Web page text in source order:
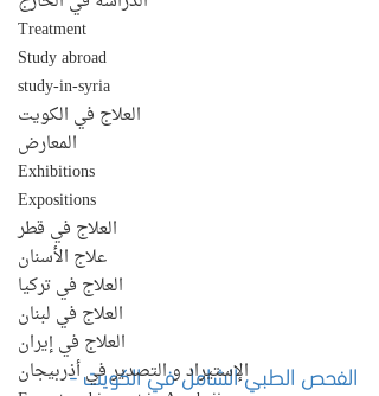
Treatment
Study abroad
study-in-syria
العلاج في الكويت
المعارض
Exhibitions
Expositions
العلاج في قطر
علاج الأسنان
العلاج في تركيا
العلاج في لبنان
العلاج في إيران
الإستيراد و التصدير في أذربيجان
الفحص الطبي الشامل في الكويت -